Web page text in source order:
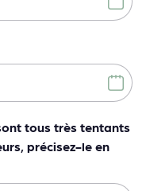
tous très tentants
précisez-le en